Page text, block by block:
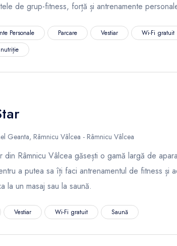
de grup-fitness, forță și antrenamente
Personale Parcare Vestiar
Wi-Fi gratuit
Geanta, Râmnicu Vâlcea - Râmnicu Vâlcea
din Râmnicu Vâlcea găsești o gamă largă de
a putea sa îți faci antrenamentul de fitness și
la un masaj sau la saună.
Vestiar Wi-Fi gratuit Saună